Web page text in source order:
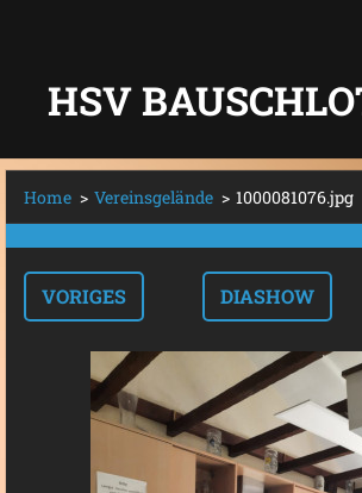
HSV
Home > Vereinsgelände > 1000081076.jpg
VORIGES DIASHOW